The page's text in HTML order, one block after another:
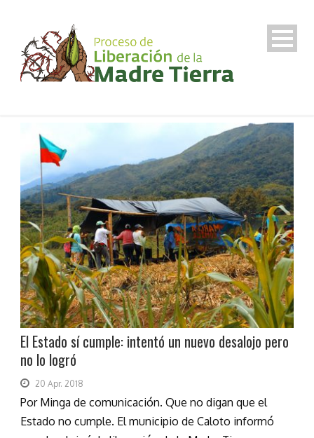
El Estado sí cumple: intentó un nuevo desalojo pero
no lo logró
20 Apr. 2018
Por Minga de comunicación. Que no digan que el
Estado no cumple. El municipio de Caloto informó